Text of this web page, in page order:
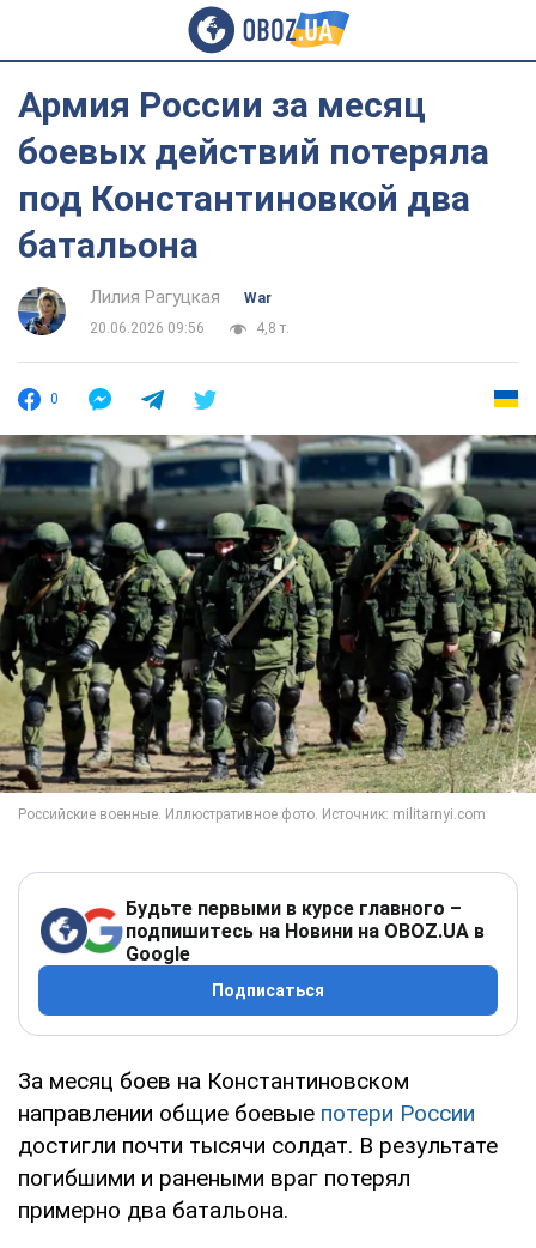
Армия России за месяц
боевых действий потеряла
под Константиновкой два
батальона
Лилия Рагуцкая
War
20.06.2026 09:56
4,8 т.
0
Будьте первыми в курсе главного –
подпишитесь на Новини на OBOZ.UA в
Google
Подписаться
За месяц боев на Константиновском
направлении общие боевые потери России
достигли почти тысячи солдат. В результате
погибшими и ранеными враг потерял
примерно два батальона.